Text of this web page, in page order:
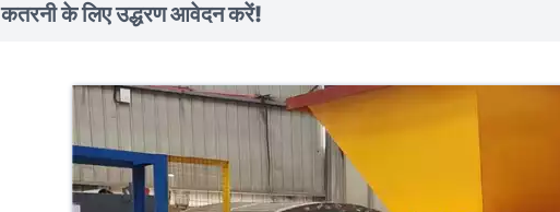
कतरनी के लिए उद्धरण आवेदन करें!